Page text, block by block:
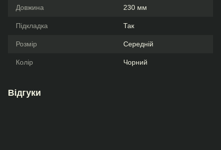
Довжина 230 мм
Підкладка Так
Розмір Середній
Колір Чорний
Відгуки